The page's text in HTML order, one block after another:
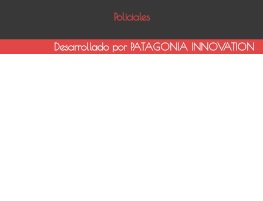
Policiales
Desarrollado por PATAGONIA INNOVATION